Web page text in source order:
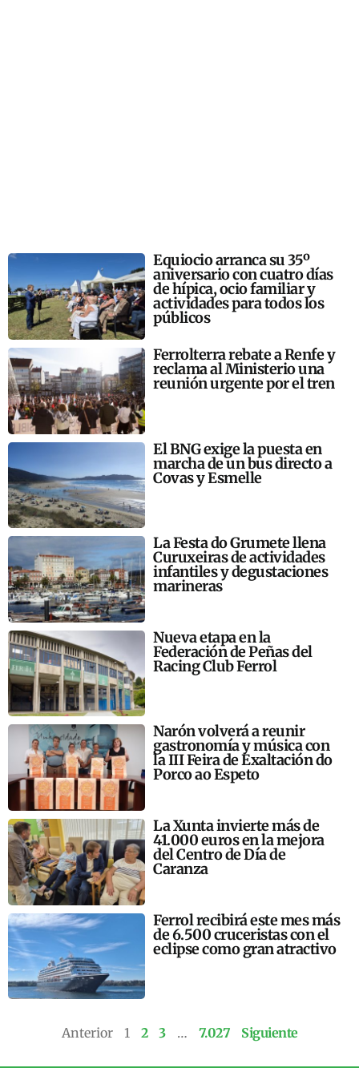
Equiocio arranca su 35º
aniversario con cuatro días
de hípica, ocio familiar y
actividades para todos los
públicos
Ferrolterra rebate a Renfe y
reclama al Ministerio una
reunión urgente por el tren
El BNG exige la puesta en
marcha de un bus directo a
Covas y Esmelle
La Festa do Grumete llena
Curuxeiras de actividades
infantiles y degustaciones
marineras
Nueva etapa en la
Federación de Peñas del
Racing Club Ferrol
Narón volverá a reunir
gastronomía y música con
la III Feira de Exaltación do
Porco ao Espeto
La Xunta invierte más de
41.000 euros en la mejora
del Centro de Día de
Caranza
Ferrol recibirá este mes más
de 6.500 cruceristas con el
eclipse como gran atractivo
Anterior 1 2 3 … 7.027 Siguiente